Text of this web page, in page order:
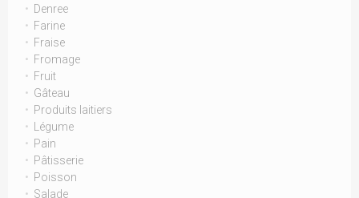
Denree
Farine
Fraise
Fromage
Fruit
Gâteau
Produits laitiers
Légume
Pain
Pâtisserie
Poisson
Salade